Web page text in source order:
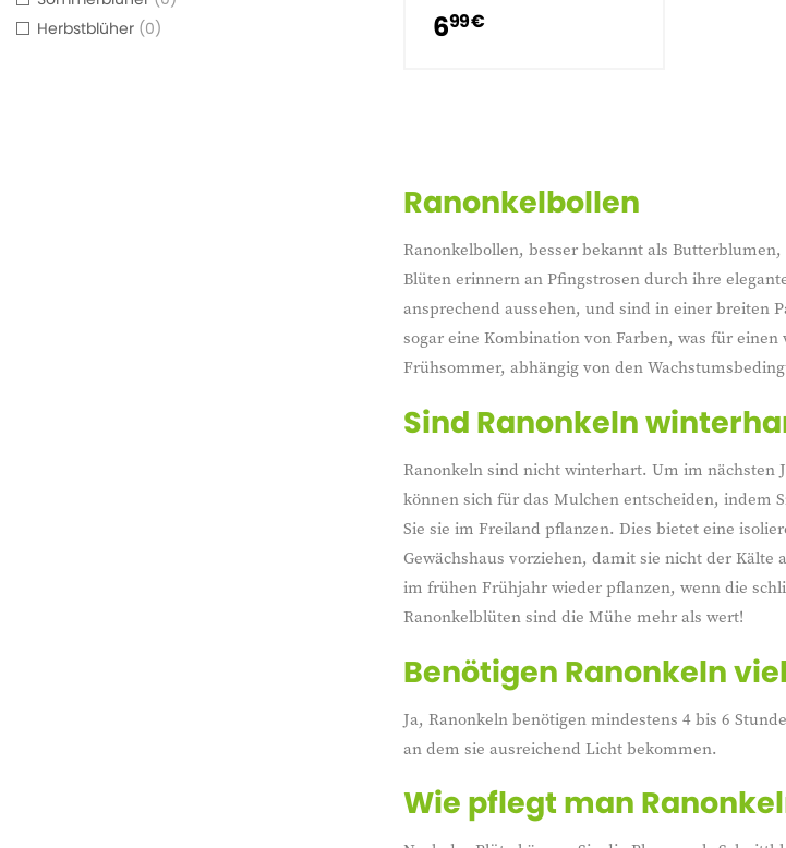
699 €
Ranonkelbollen
Ranonkelbollen, besser bekannt als
Blüten erinnern an Pfingstrosen durch ihre
ansprechend aussehen, und sind in einer breiten
sogar eine Kombination von Farben, was für
Frühsommer, abhängig von den
Sind Ranonkeln
Ranonkeln sind nicht winterhart. Um im nächsten
können sich für das Mulchen entscheiden, indem
Sie sie im Freiland pflanzen. Dies bietet eine
Gewächshaus vorziehen, damit sie nicht der Kälte
im frühen Frühjahr wieder pflanzen, wenn die
Ranonkelblüten sind die Mühe mehr als wert!
Benötigen Ranonkeln
Ja, Ranonkeln benötigen mindestens 4 bis 6
an dem sie ausreichend Licht bekommen.
Wie pflegt man
Herbstblüher 0